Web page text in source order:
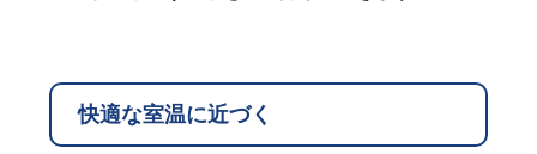
快適な室温に近づく